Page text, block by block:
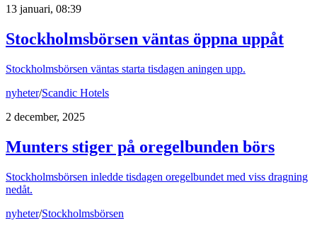
13 januari, 08:39
Stockholmsbörsen väntas öppna uppåt
Stockholmsbörsen väntas starta tisdagen aningen upp.
nyheter/Scandic Hotels
2 december, 2025
Munters stiger på oregelbunden börs
Stockholmsbörsen inledde tisdagen oregelbundet med viss dragning
nedåt.
nyheter/Stockholmsbörsen